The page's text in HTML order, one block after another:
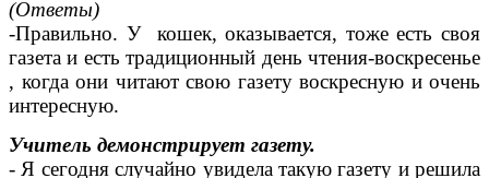
(Ответы)
-Правильно. У кошек, оказывается, тоже есть своя
газета и есть традиционный день чтения-воскресенье
, когда они читают свою газету воскресную и очень
интересную.
Учитель демонстрирует газету.
- Я сегодня случайно увидела такую газету и решила